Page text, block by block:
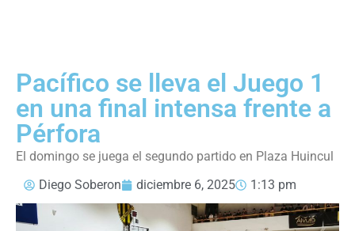
Pacífico se lleva el Juego 1
en una final intensa frente a
Pérfora
El domingo se juega el segundo partido en Plaza Huincul
Diego Soberon
diciembre 6, 2025 1:13 pm